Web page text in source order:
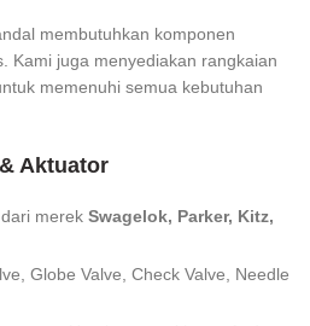
membutuhkan komponen
Kami juga menyediakan rangkaian
memenuhi semua kebutuhan
Aktuator
merek Swagelok, Parker, Kitz,
Globe Valve, Check Valve, Needle